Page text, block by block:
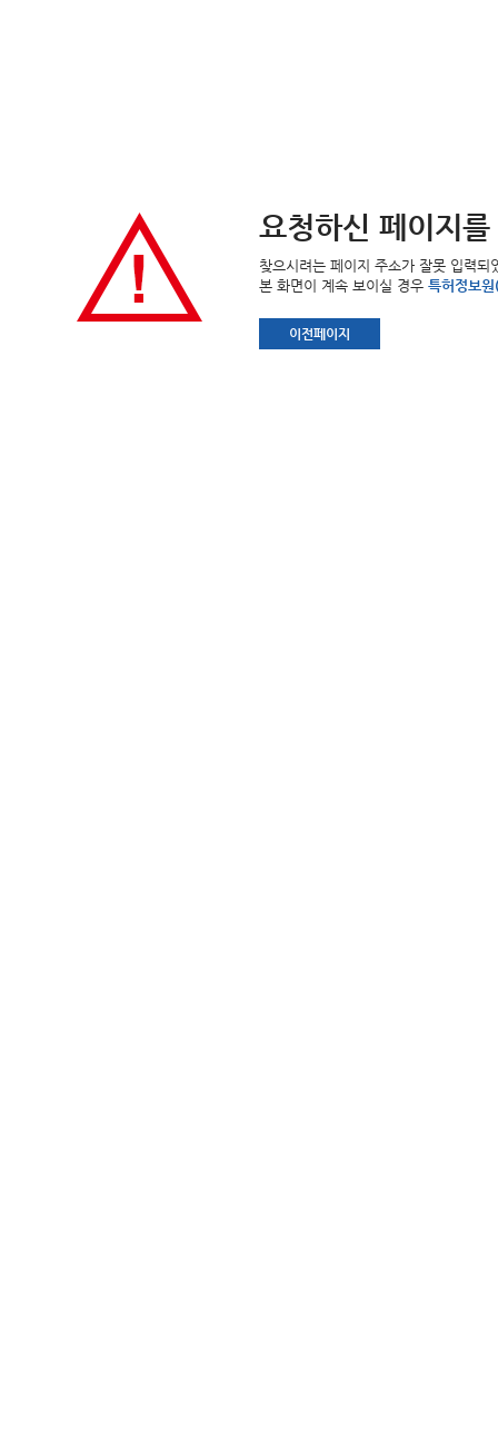
요청하신 페이지
찾으시려는 페이지 주소가 잘못 입력
본 화면이 계속 보이실 경우 특허정보
이전페이지